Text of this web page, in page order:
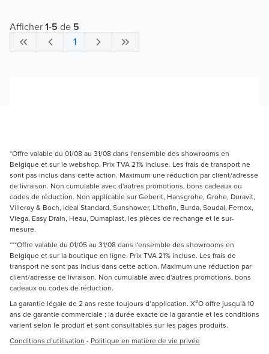
Afficher1-5 de 5
1
*Offre valable du 01/08 au 31/08 dans l'ensemble des showrooms en
Belgique et sur le webshop. Prix TVA 21% incluse. Les frais de transport ne
sont pas inclus dans cette action. Maximum une réduction par client/adresse
de livraison. Non cumulable avec d'autres promotions, bons cadeaux ou
codes de réduction. Non applicable sur Geberit, Hansgrohe, Grohe, Duravit,
Villeroy & Boch, Ideal Standard, Sunshower, Lithofin, Burda, Soudal, Fernox,
Viega, Easy Drain, Heau, Dumaplast, les pièces de rechange et le sur-
mesure.
***Offre valable du 01/05 au 31/08 dans l'ensemble des showrooms en
Belgique et sur la boutique en ligne. Prix TVA 21% incluse. Les frais de
transport ne sont pas inclus dans cette action. Maximum une réduction par
client/adresse de livraison. Non cumulable avec d'autres promotions, bons
cadeaux ou codes de réduction.
La garantie légale de 2 ans reste toujours d’application. X²O offre jusqu’à 10
ans de garantie commerciale ; la durée exacte de la garantie et les conditions
varient selon le produit et sont consultables sur les pages produits.
Conditions d’utilisation - Politique en matière de vie privée